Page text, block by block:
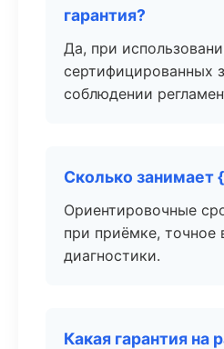
гарантия?
Да, при
сертифицированных
соблюдении
Сколько занимает
Ориентировочные
при приёмке,
диагностики.
Какая гарантия на